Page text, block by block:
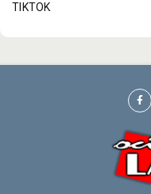
TIKTOK